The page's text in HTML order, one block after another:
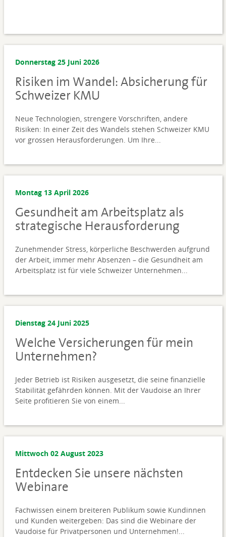
Donnerstag 25 Juni 2026
Risiken im Wandel: Absicherung für
Schweizer KMU
Neue Technologien, strengere Vorschriften, andere
Risiken: In einer Zeit des Wandels stehen Schweizer KMU
vor grossen Herausforderungen. Um Ihre...
Montag 13 April 2026
Gesundheit am Arbeitsplatz als
strategische Herausforderung
Zunehmender Stress, körperliche Beschwerden aufgrund
der Arbeit, immer mehr Absenzen – die Gesundheit am
Arbeitsplatz ist für viele Schweizer Unternehmen...
Dienstag 24 Juni 2025
Welche Versicherungen für mein
Unternehmen?
Jeder Betrieb ist Risiken ausgesetzt, die seine finanzielle
Stabilität gefährden können. Mit der Vaudoise an Ihrer
Seite profitieren Sie von einem...
Mittwoch 02 August 2023
Entdecken Sie unsere nächsten
Webinare
Fachwissen einem breiteren Publikum sowie Kundinnen
und Kunden weitergeben: Das sind die Webinare der
Vaudoise für Privatpersonen und Unternehmen!...